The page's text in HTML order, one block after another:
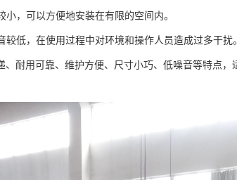
，可以方便地安装在有限的空间内。
低，在使用过程中对环境和操作人员造成过多干扰。
耐用可靠、维护方便、尺寸小巧、低噪音等特点，